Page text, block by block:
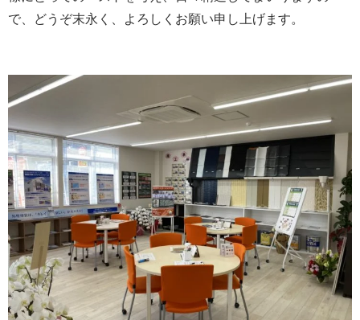
で、どうぞ末永く、よろしくお願い申し上げます。